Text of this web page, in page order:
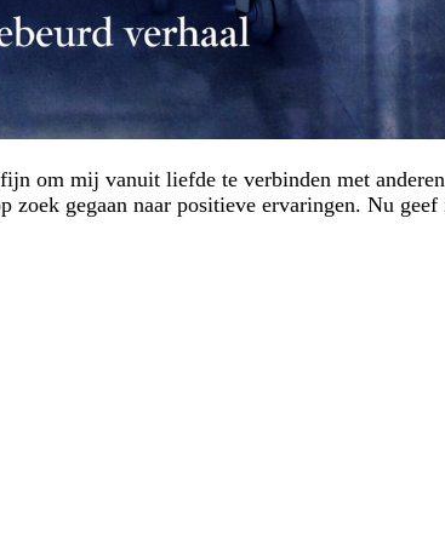
om mij vanuit liefde te verbinden met
gegaan naar positieve ervaringen. Nu